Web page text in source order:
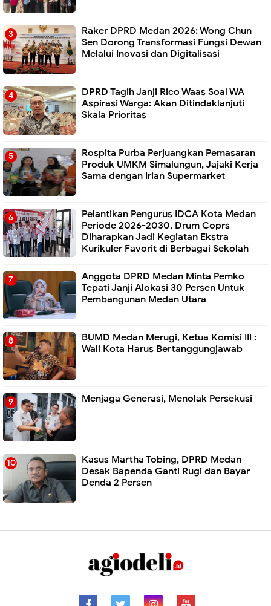
Raker DPRD Medan 2026: Wong Chun
Sen Dorong Transformasi Fungsi Dewan
Melalui Inovasi dan Digitalisasi
DPRD Tagih Janji Rico Waas Soal WA
Aspirasi Warga: Akan Ditindaklanjuti
Skala Prioritas
Rospita Purba Perjuangkan Pemasaran
Produk UMKM Simalungun, Jajaki Kerja
Sama dengan Irian Supermarket
Pelantikan Pengurus IDCA Kota Medan
Periode 2026-2030, Drum Coprs
Diharapkan Jadi Kegiatan Ekstra
Kurikuler Favorit di Berbagai Sekolah
Anggota DPRD Medan Minta Pemko
Tepati Janji Alokasi 30 Persen Untuk
Pembangunan Medan Utara
BUMD Medan Merugi, Ketua Komisi III :
Wali Kota Harus Bertanggungjawab
Menjaga Generasi, Menolak Persekusi
Kasus Martha Tobing, DPRD Medan
Desak Bapenda Ganti Rugi dan Bayar
Denda 2 Persen